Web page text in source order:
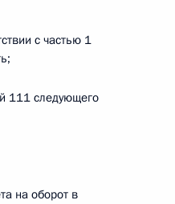
с частью 1
111 следующего
на оборот в